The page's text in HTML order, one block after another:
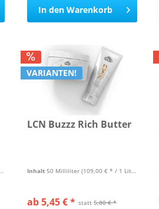
In den Warenkorb
VARIANTEN!
LCN Buzzz Rich Butter
Inhalt 50 Milliliter (109,00 € * / 1 Liter)
statt 5,80 € *
ab 5,45 € *